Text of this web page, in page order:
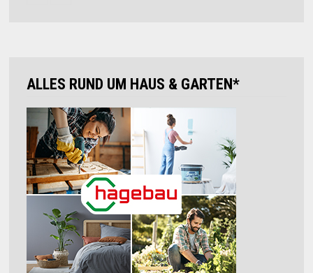
ALLES RUND UM HAUS & GARTEN*